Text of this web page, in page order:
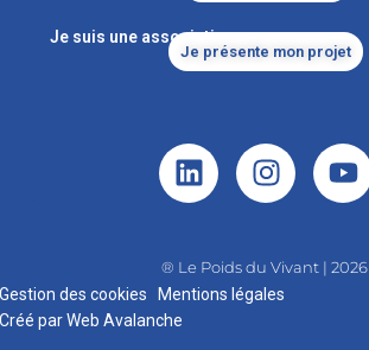
Je suis une association
Je présente mon projet
® Le Poids du Vivant | 2026
Gestion des cookies
Mentions légales
Créé par Web Avalanche